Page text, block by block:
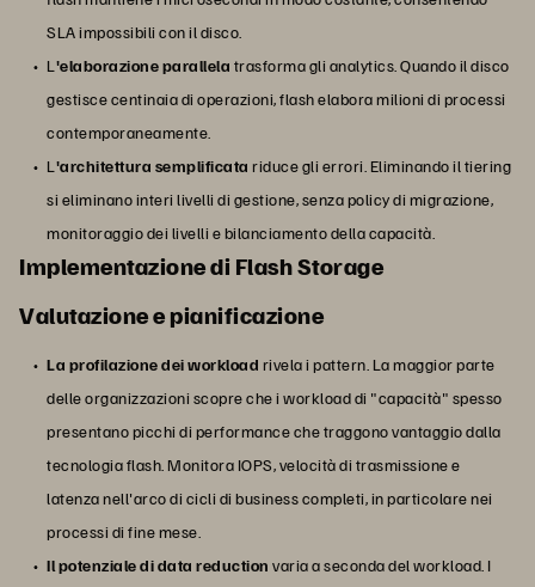
SLA impossibili con il disco.
L'elaborazione parallela trasforma gli analytics. Quando il disco
gestisce centinaia di operazioni, flash elabora milioni di processi
contemporaneamente.
L'architettura semplificata riduce gli errori. Eliminando il tiering
si eliminano interi livelli di gestione, senza policy di migrazione,
monitoraggio dei livelli e bilanciamento della capacità.
Implementazione di Flash Storage
Valutazione e pianificazione
La profilazione dei workload rivela i pattern. La maggior parte
delle organizzazioni scopre che i workload di "capacità" spesso
presentano picchi di performance che traggono vantaggio dalla
tecnologia flash. Monitora IOPS, velocità di trasmissione e
latenza nell'arco di cicli di business completi, in particolare nei
processi di fine mese.
Il potenziale di data reduction varia a seconda del workload. I